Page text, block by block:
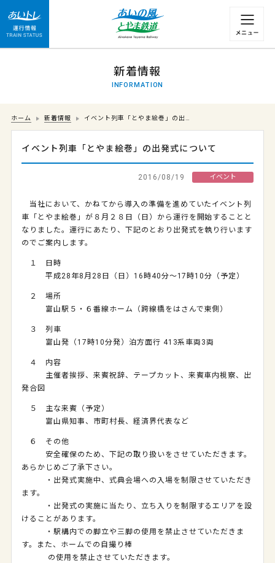
運行情報 列車の遅れ情報等についてはこちら
新着情報
INFORMATION
ホーム 新着情報 イベント列車「とやま絵巻」の出…
イベント列車「とやま絵巻」の出発式について
2016/08/19 イベント
当社において、かねてから導入の準備を進めていたイベント列
車「とやま絵巻」が８月２８日（日）から運行を開始することと
なりました。運行にあたり、下記のとおり出発式を執り行います
のでご案内します。
１ 日時
平成28 年8 月28 日（日） 16 時40分～17 時10分（予定）
２ 場所
富山駅５・６番線ホーム（跨線橋をはさんで東側）
３ 列車
富山発（17時10分発）泊方面行 413系車両3両
４ 内容
主催者挨拶、来賓祝辞、テープカット、来賓車内視察、出
発合図
５ 主な来賓（予定）
富山県知事、市町村長、経済界代表など
６ その他
安全確保のため、下記の取り扱いをさせていただきます。
あらかじめご了承下さい。
・出発式実施中、式典会場への入場を制限させていただき
ます。
・出発式の実施に当たり、立ち入りを制限するエリアを設
けることがあります。
・駅構内での脚立や三脚の使用を禁止させていただきま
す。また、ホームでの自撮り棒
の使用を禁止させていただきます。